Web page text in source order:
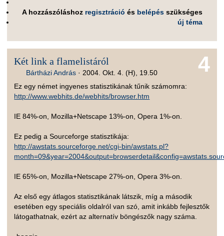
A hozzászóláshoz regisztráció és belépés szükséges
új téma
4
Két link a flamelistáról
Bártházi András ·2004. Okt. 4. (H), 19.50
Ez egy német ingyenes statisztikának tűnik számomra:
http://www.webhits.de/webhits/browser.htm
IE 84%-on, Mozilla+Netscape 13%-on, Opera 1%-on.
Ez pedig a Sourceforge statisztikája:
http://awstats.sourceforge.net/cgi-bin/awstats.pl?
IE 65%-on, Mozilla+Netscape 27%-on, Opera 3%-on.
Az első egy átlagos statisztikának látszik, míg a második
esetében egy speciális oldalról van szó, amit inkább fejlesztők
látogathatnak, ezért az alternatív böngészők nagy száma.